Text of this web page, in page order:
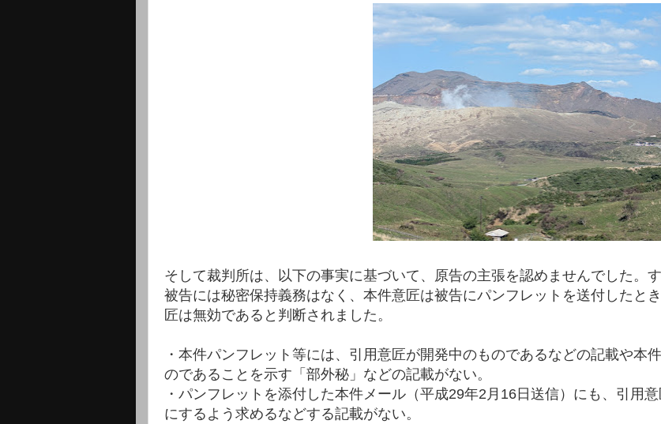
そして裁判所は、以下の事実に基づいて、原告の主張を認めませんでした。
被告には秘密保持義務はなく、本件意匠は被告にパンフレットを送付したと
匠は無効であると判断されました。
・本件パンフレット等には、引用意匠が開発中のものであるなどの記載や本
のであることを示す「部外秘」などの記載がない。
・パンフレットを添付した本件メール（平成29年2月16日送信）にも、引用
にするよう求めるなどする記載がない。